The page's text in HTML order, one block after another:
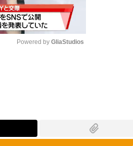
Powered by GliaStudios